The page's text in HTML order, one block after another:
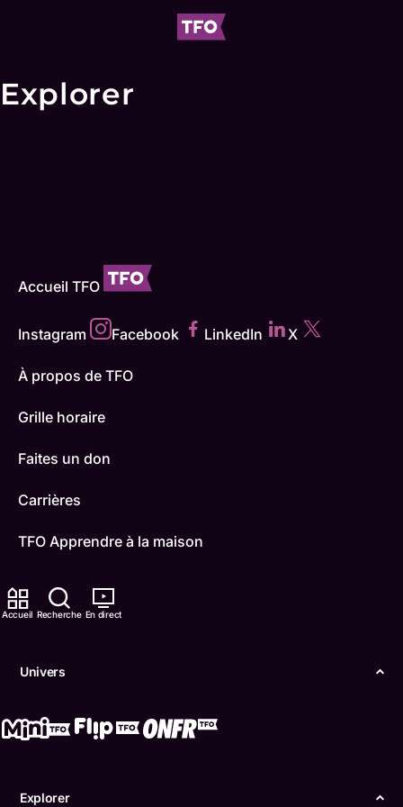
Accueil Recherche En direct
Univers
Explorer
Explorer
Accueil TFO
Instagram Facebook LinkedIn X
À propos de TFO
Grille horaire
Faites un don
Carrières
TFO Apprendre à la maison
Comment nous capter
ONFR
Conditions d'utilisation